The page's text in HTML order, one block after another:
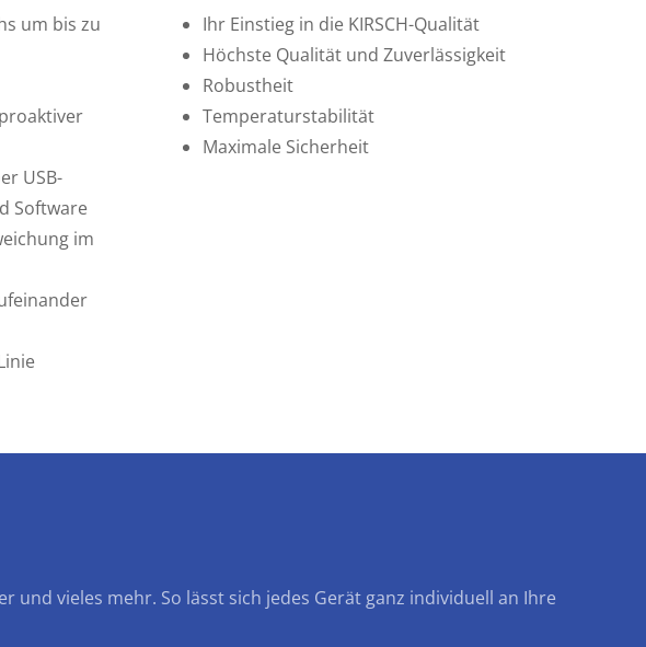
um bis zu
USB-
Software
im
Ihr Einstieg in die KIRSCH-Qualität
Höchste Qualität und Zuverlässigkeit
Robustheit
Temperaturstabilität
Maximale Sicherheit
vieles mehr. So lässt sich jedes Gerät ganz individuell an Ihre